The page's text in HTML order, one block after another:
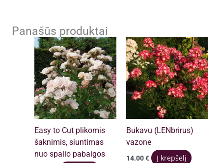
Panašūs produktai
Easy to Cut plikomis
šaknimis, siuntimas
nuo spalio pabaigos
Bukavu (LENbrirus)
vazone
14.00€ Į krepšelį